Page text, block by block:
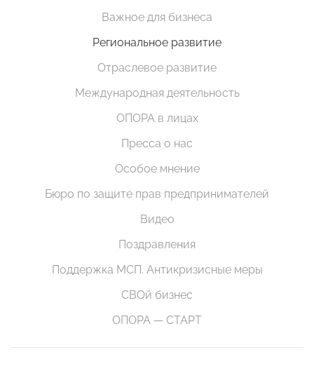
Важное для бизнеса
Региональное развитие
Отраслевое развитие
Международная деятельность
ОПОРА в лицах
Пресса о нас
Особое мнение
Бюро по защите прав предпринимателей
Видео
Поздравления
Поддержка МСП. Антикризисные меры
СВОй бизнес
ОПОРА — СТАРТ